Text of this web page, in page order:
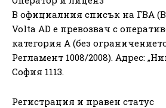
В официалния списък на ГВА
Volta AD е превозвач с
категория A (без
Регламент 1008/2008). Адрес:
София 1113.
Регистрация и правен статус